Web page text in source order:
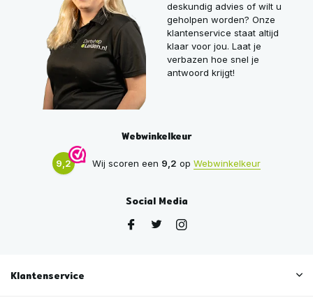
deskundig advies of wilt u
geholpen worden? Onze
klantenservice staat altijd
klaar voor jou. Laat je
verbazen hoe snel je
antwoord krijgt!
Webwinkelkeur
9,2 Wij scoren een 9,2 op Webwinkelkeur
Social Media
Klantenservice